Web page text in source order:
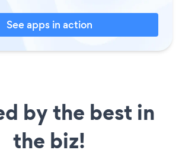
See apps in action
by the best in
the biz!